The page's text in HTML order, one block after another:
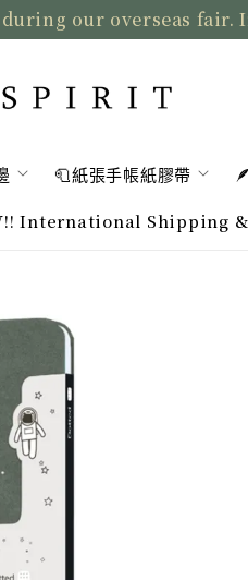
our overseas
🧻紙張手帳紙膠帶
International Shipping